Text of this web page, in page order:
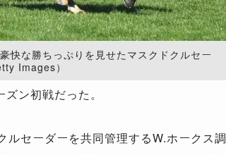
快な勝ちっぷりを見せたマスクドクルセー
Images）
ン初戦だった。
セーダーを共同管理するW.ホークス調